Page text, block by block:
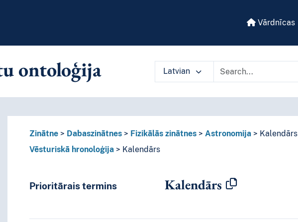
Vārdnīcas
ontoloģija Latvian
vārdnīcas saturu pēc izvēlētā kritērija
Zinātne Dabaszinātnes Fizikālās zinātnes Astronomija
Kalendārs
Vēsturiskā hronoloģija
Kalendārs
Prioritārais termins Kalendārs